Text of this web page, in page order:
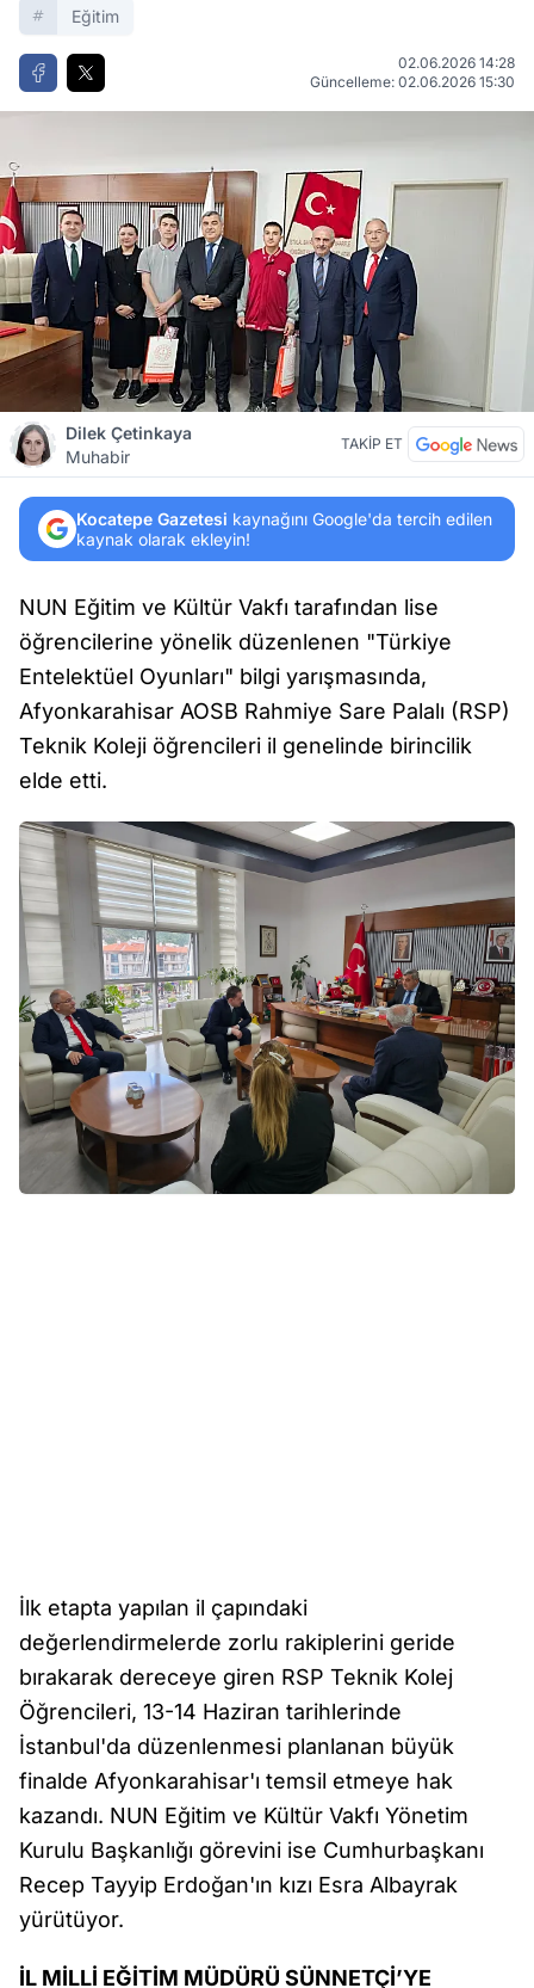
Eğitim
02.06.2026 14:28
Güncelleme: 02.06.2026 15:30
Dilek Çetinkaya
Muhabir
TAKİP ET
Kocatepe Gazetesi kaynağını Google'da tercih edilen
kaynak olarak ekleyin!
NUN Eğitim ve Kültür Vakfı tarafından lise
öğrencilerine yönelik düzenlenen "Türkiye
Entelektüel Oyunları" bilgi yarışmasında,
Afyonkarahisar AOSB Rahmiye Sare Palalı (RSP)
Teknik Koleji öğrencileri il genelinde birincilik
elde etti.
İlk etapta yapılan il çapındaki
değerlendirmelerde zorlu rakiplerini geride
bırakarak dereceye giren RSP Teknik Kolej
Öğrencileri, 13-14 Haziran tarihlerinde
İstanbul'da düzenlenmesi planlanan büyük
finalde Afyonkarahisar'ı temsil etmeye hak
kazandı. NUN Eğitim ve Kültür Vakfı Yönetim
Kurulu Başkanlığı görevini ise Cumhurbaşkanı
Recep Tayyip Erdoğan'ın kızı Esra Albayrak
yürütüyor.
İL MİLLİ EĞİTİM MÜDÜRÜ SÜNNETÇİ’YE